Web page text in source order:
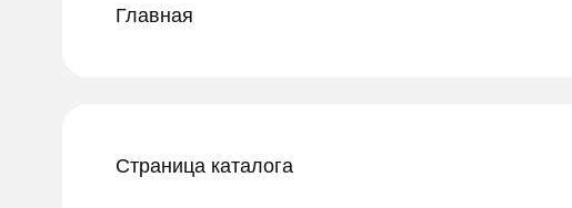
Главная
Страница каталога